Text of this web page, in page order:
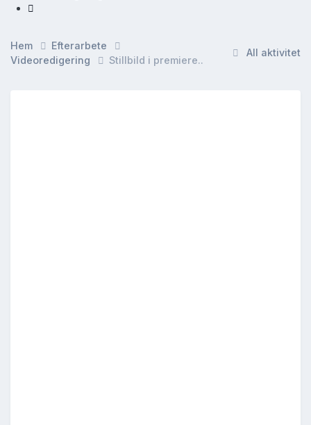
All aktivitet
Hem
Efterarbete
Videoredigering
Stillbild i premiere..